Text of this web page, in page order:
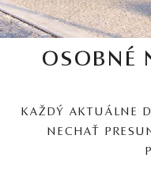
OSOBNÉ
KAŽDÝ AKTUÁLNE
NECHAŤ